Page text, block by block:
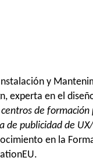
y
experta en el
de
de publicidad de
en la